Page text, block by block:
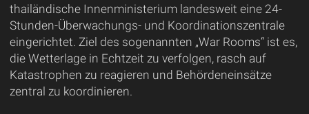
thailändische Innenministerium landesweit eine 24-
Stunden-Überwachungs- und Koordinationszentrale
eingerichtet. Ziel des sogenannten „War Rooms“ ist es,
die Wetterlage in Echtzeit zu verfolgen, rasch auf
Katastrophen zu reagieren und Behördeneinsätze
zentral zu koordinieren.